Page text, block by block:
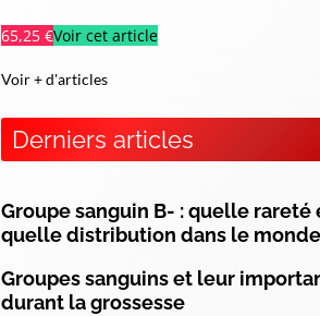
65,25 €Voir cet article
Voir + d'articles
Derniers articles
Groupe sanguin B- : quelle rareté
quelle distribution dans le
Groupes sanguins et leur
durant la grossesse